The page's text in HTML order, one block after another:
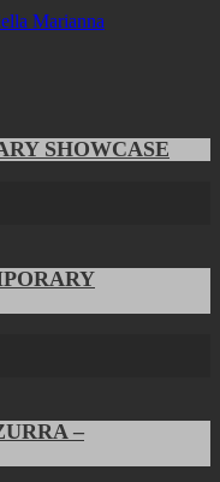
Marianna
SHOWCASE
–